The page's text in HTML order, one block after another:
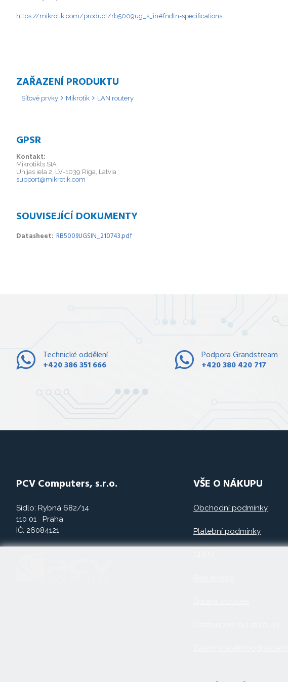
https://mikrotik.com/product/rb5009ug_s_in#fndtn-specifications
ZAŘAZENÍ PRODUKTU
Síťové prvky Mikrotik LAN routery
GPSR
Kontakt:
Mikrotikls SIA
Unijas iela 2, LV-1039 Riga, Latvia
support@mikrotik.com
SOUVISEJÍCÍ DOKUMENTY
Datasheet RB5009UGSIN_210743.pdf
Technické oddělení
+420 386 351 666
Podpora Grandstream
+420 380 420 717
PCV Computers, s.r.o.
Sídlo: Rybná 682/14
110 01 Praha
IČ: 26084121
VŠE O NÁKUPU
Obchodní podmínky
Platební podmínky